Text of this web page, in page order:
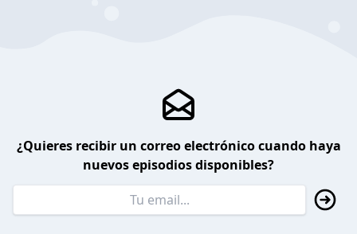
¿Quieres recibir un correo electrónico cuando haya
nuevos episodios disponibles?